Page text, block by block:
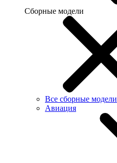
Сборные модели
Все сборные модели
Авиация